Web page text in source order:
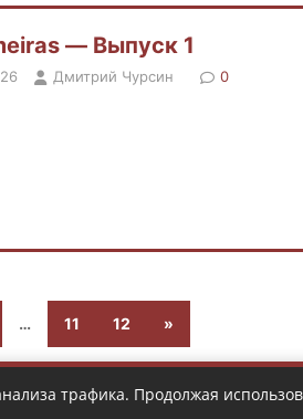
— Выпуск 1
Дмитрий Чурсин 0
… 11 12 »
Copyright © 2026 | Design byDIY
трафика. Продолжая